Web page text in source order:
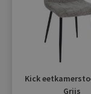
Kick
Grijs